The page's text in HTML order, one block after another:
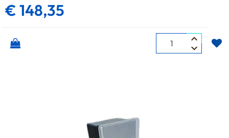
€ 148,35
Quantità